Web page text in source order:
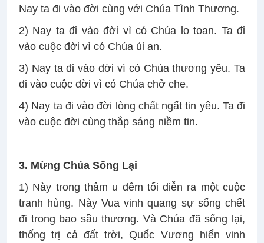
Nay ta đi vào đời cùng với Chúa Tình Thương.
2) Nay ta đi vào đời vì có Chúa lo toan. Ta đi
vào cuộc đời vì có Chúa ủi an.
3) Nay ta đi vào đời vì có Chúa thương yêu. Ta
đi vào cuộc đời vì có Chúa chở che.
4) Nay ta đi vào đời lòng chất ngất tin yêu. Ta đi
vào cuộc đời cùng thắp sáng niềm tin.
3. Mừng Chúa Sống Lại
1) Này trong thâm u đêm tối diễn ra một cuộc
tranh hùng. Này Vua vinh quang sự sống chết
đi trong bao sầu thương. Và Chúa đã sống lại,
thống trị cả đất trời, Quốc Vương hiển vinh